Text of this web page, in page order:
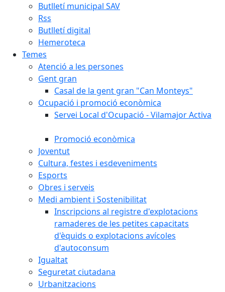
Butlletí municipal SAV
Rss
Butlletí digital
Hemeroteca
Temes
Atenció a les persones
Gent gran
Casal de la gent gran "Can Monteys"
Ocupació i promoció econòmica
Servei Local d'Ocupació - Vilamajor Activa
Promoció econòmica
Joventut
Cultura, festes i esdeveniments
Esports
Obres i serveis
Medi ambient i Sostenibilitat
Inscripcions al registre d'explotacions
ramaderes de les petites capacitats
d'èquids o explotacions avícoles
d'autoconsum
Igualtat
Seguretat ciutadana
Urbanitzacions